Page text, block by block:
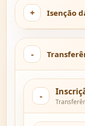
Isenção